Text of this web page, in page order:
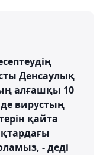
Денсаулық
алғашқы 10
вирустың
қайта
- деді